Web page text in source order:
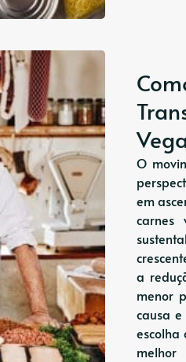
O
em
carnes
a
menor
causa
escolha
melhor